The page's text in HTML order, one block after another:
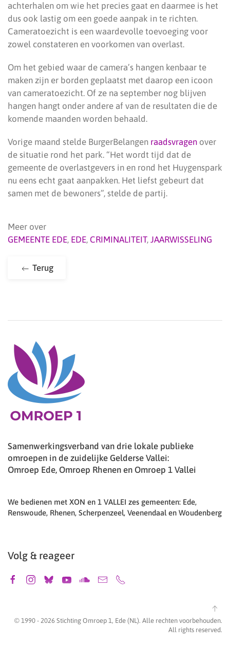
achterhalen om wie het precies gaat en daarmee is het
dus ook lastig om een goede aanpak in te richten.
Cameratoezicht is een waardevolle toevoeging voor
zowel constateren en voorkomen van overlast.
Om het gebied waar de camera’s hangen kenbaar te
maken zijn er borden geplaatst met daarop een icoon
van cameratoezicht. Of ze na september nog blijven
hangen hangt onder andere af van de resultaten die de
komende maanden worden behaald.
Vorige maand stelde BurgerBelangen raadsvragen over
de situatie rond het park. “Het wordt tijd dat de
gemeente de overlastgevers in en rond het Huygenspark
nu eens echt gaat aanpakken. Het liefst gebeurt dat
samen met de bewoners”, stelde de partij.
Meer over
GEMEENTE EDE, EDE, CRIMINALITEIT, JAARWISSELING
Terug
Samenwerkingsverband van drie lokale publieke
omroepen in de zuidelijke Gelderse Vallei:
Omroep Ede, Omroep Rhenen en Omroep 1 Vallei
We bedienen met XON en 1 VALLEI zes gemeenten: Ede,
Renswoude, Rhenen, Scherpenzeel, Veenendaal en Woudenberg
Volg & reageer
© 1990 - 2026 Stichting Omroep 1, Ede (NL). Alle rechten voorbehouden.
All rights reserved.